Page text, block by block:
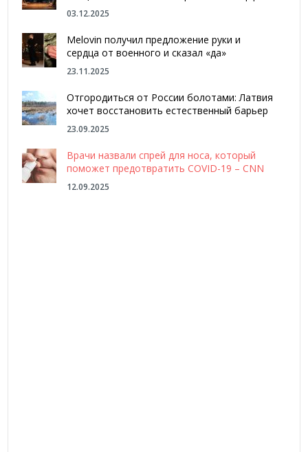
03.12.2025
Melovin получил предложение руки и
сердца от военного и сказал «да»
23.11.2025
Отгородиться от России болотами: Латвия
хочет восстановить естественный барьер
23.09.2025
Врачи назвали спрей для носа, который
поможет предотвратить COVID-19 – CNN
12.09.2025